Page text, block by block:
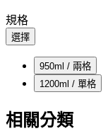
規格
選擇
950ml / 兩格
1200ml / 單格
相關分類